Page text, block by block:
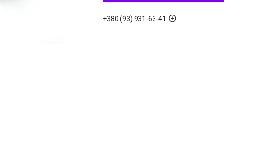
+380 (93) 931-63-41